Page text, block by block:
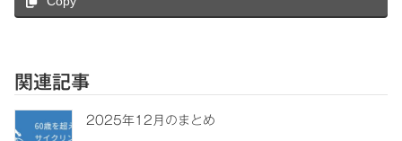
関連記事
2025年12月のまとめ